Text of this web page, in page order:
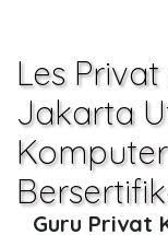
Les
Jakarta
Guru Privat